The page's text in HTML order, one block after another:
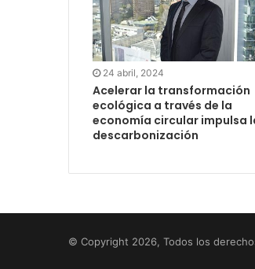
24 abril, 2024
Acelerar la transformación
ecológica a través de la
economía circular impulsa
descarbonización
© Copyright 2026, Todos los